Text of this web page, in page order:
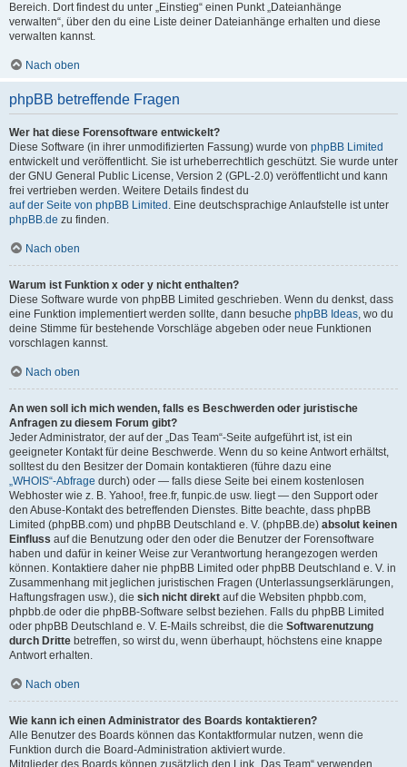
Bereich. Dort findest du unter „Einstieg“ einen Punkt „Dateianhänge
verwalten“, über den du eine Liste deiner Dateianhänge erhalten und diese
verwalten kannst.
Nach oben
phpBB betreffende Fragen
Wer hat diese Forensoftware entwickelt?
Diese Software (in ihrer unmodifizierten Fassung) wurde von phpBB Limited
entwickelt und veröffentlicht. Sie ist urheberrechtlich geschützt. Sie wurde unter
der GNU General Public License, Version 2 (GPL-2.0) veröffentlicht und kann
frei vertrieben werden. Weitere Details findest du
auf der Seite von phpBB Limited . Eine deutschsprachige Anlaufstelle ist unter
phpBB.de zu finden.
Nach oben
Warum ist Funktion x oder y nicht enthalten?
Diese Software wurde von phpBB Limited geschrieben. Wenn du denkst, dass
eine Funktion implementiert werden sollte, dann besuche phpBB Ideas, wo du
deine Stimme für bestehende Vorschläge abgeben oder neue Funktionen
vorschlagen kannst.
Nach oben
An wen soll ich mich wenden, falls es Beschwerden oder juristische
Anfragen zu diesem Forum gibt?
Jeder Administrator, der auf der „Das Team“-Seite aufgeführt ist, ist ein
geeigneter Kontakt für deine Beschwerde. Wenn du so keine Antwort erhältst,
solltest du den Besitzer der Domain kontaktieren (führe dazu eine
„WHOIS“-Abfrage durch) oder — falls diese Seite bei einem kostenlosen
Webhoster wie z. B. Yahoo!, free.fr, funpic.de usw. liegt — den Support oder
den Abuse-Kontakt des betreffenden Dienstes. Bitte beachte, dass phpBB
Limited (phpBB.com) und phpBB Deutschland e. V. (phpBB.de) absolut keinen
Einfluss auf die Benutzung oder den oder die Benutzer der Forensoftware
haben und dafür in keiner Weise zur Verantwortung herangezogen werden
können. Kontaktiere daher nie phpBB Limited oder phpBB Deutschland e. V. in
Zusammenhang mit jeglichen juristischen Fragen (Unterlassungserklärungen,
Haftungsfragen usw.), die sich nicht direkt auf die Websiten phpbb.com,
phpbb.de oder die phpBB-Software selbst beziehen. Falls du phpBB Limited
oder phpBB Deutschland e. V. E-Mails schreibst, die die Softwarenutzung
durch Dritte betreffen, so wirst du, wenn überhaupt, höchstens eine knappe
Antwort erhalten.
Nach oben
Wie kann ich einen Administrator des Boards kontaktieren?
Alle Benutzer des Boards können das Kontaktformular nutzen, wenn die
Funktion durch die Board-Administration aktiviert wurde.
Mitglieder des Boards können zusätzlich den Link „Das Team“ verwenden.